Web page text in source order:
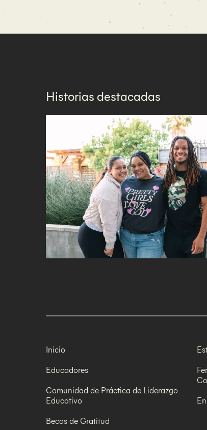
Historias destacadas
Inicio
Educadores
Comunidad de Práctica de Liderazgo
Educativo
Becas de Gratitud